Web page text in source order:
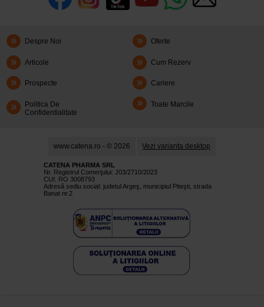
Despre Noi Oferte
Articole Cum Rezerv
Prospecte Cariere
Politica De
Confidentialitate
Toate Marcile
www.catena.ro - © 2026 Vezi varianta desktop
CATENA PHARMA SRL
Nr. Registrul Comerţului: J03/2710/2023
CUI: RO 3008793
Adresă sediu social: judetul Argeş, municipiul Piteşti, strada
Banat nr.2